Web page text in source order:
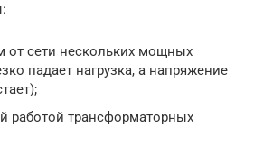
от сети нескольких мощных
падает нагрузка, а напряжение
работой трансформаторных